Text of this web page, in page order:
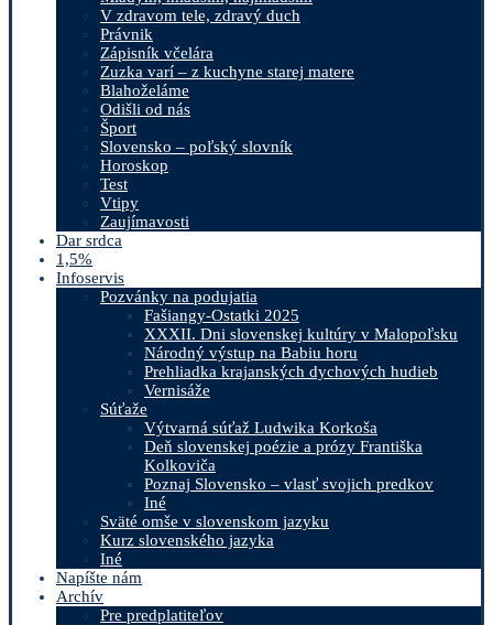
V zdravom tele, zdravý duch
Právnik
Zápisník včelára
Zuzka varí – z kuchyne starej matere
Blahoželáme
Odišli od nás
Šport
Slovensko – poľský slovník
Horoskop
Test
Vtipy
Zaujímavosti
Dar srdca
1,5%
Infoservis
Pozvánky na podujatia
Fašiangy-Ostatki 2025
XXXII. Dni slovenskej kultúry v Malopoľsku
Národný výstup na Babiu horu
Prehliadka krajanských dychových hudieb
Vernisáže
Súťaže
Výtvarná súťaž Ludwika Korkoša
Deň slovenskej poézie a prózy Františka
Kolkoviča
Poznaj Slovensko – vlasť svojich predkov
Iné
Sväté omše v slovenskom jazyku
Kurz slovenského jazyka
Iné
Napíšte nám
Archív
Pre predplatiteľov